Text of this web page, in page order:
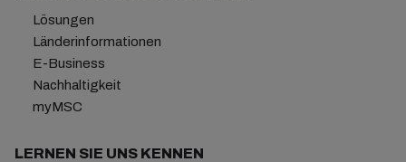
Lösungen
Länderinformationen
E-Business
Nachhaltigkeit
myMSC
LERNEN SIE UNS KENNEN